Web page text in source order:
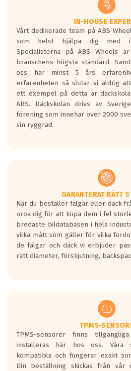
vilken körstil du använder.
Våtgrepp egenskaper:
Betygsskalan är satt A till F. Där A
den kortaste bromssträckan och F
längsta.
Inga D eller G betyg delas ut för
personbilar och lätta lastbilar.
Betyget sätts efter ett test där
skall bromsa in på en väg där det
0.5-1.5 mm vatten.
I 80km/h kommer skillnaden på
Vid körning i över 50km/h brukar
rullmotståndets ljud överträffa
motorljudet.
På däckmärkningen kommer det
en symbol av ett däck med vågar.
bullernivå markeras med svarta
medans de vita vågorna påvisar
ett tyst däck.
regelverket som introduceras år
Ett däck med två svarta vågor är
godkända för år 2016 nya
Ett däck med en svart våg kommer
minst tre decibel tystare än det
regelverk som börjar gälla 2016.
IN-HOUSE
Vårt dedikerade team på ABS
som helst hjälpa dig med
Specialisterna på ABS Wheels
branschens högsta standard.
oss har minst 5 års
erfarenheten så slutar vi aldrig
ett exempel på detta är
ABS. Däckskolan drivs av
förening som innehar över 2000
sin ryggrad.
GARANTERAT RÄTT
När du beställer fälgar eller däck
oroa dig för att köpa dem i fel
bredaste bildatabasen i hela
vilka mått som gäller för vilka
de fälgar och däck vi erbjuder
rätt diameter, förskjutning,
TPMS-
TPMS-sensorer finns
installeras här hos oss. Våra
kompatibla och fungerar exakt
Din beställning skickas från vår